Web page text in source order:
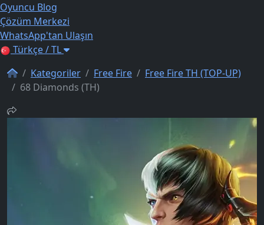
Oyuncu Blog
Çözüm Merkezi
WhatsApp'tan Ulaşın
Türkçe / TL
Kategoriler
Free Fire
Free Fire TH (TOP-UP)
68 Diamonds (TH)